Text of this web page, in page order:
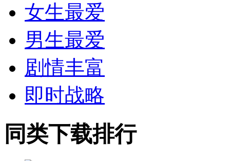
女生最爱
男生最爱
剧情丰富
即时战略
同类下载排行